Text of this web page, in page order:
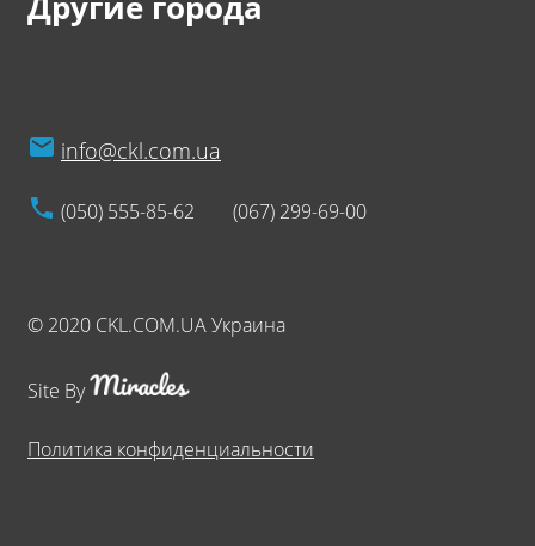
info@ckl.com.ua
(050) 555-85-62 (067) 299-69-00
© 2020 CKL.COM.UA Украина
Site By
Политика конфиденциальности